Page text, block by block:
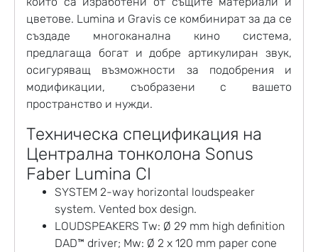
цветове. Lumina и Gravis се комбинират за да се
създаде многоканална кино система,
предлагаща богат и добре артикулиран звук,
осигуряващ възможности за подобрения и
модификации, съобразени с вашето
пространство и нужди.
Техническа спецификация на
Централна тонколона Sonus
Faber Lumina CI
SYSTEM 2-way horizontal loudspeaker
system. Vented box design.
LOUDSPEAKERS Tw: Ø 29 mm high definition
DAD™ driver; Mw: Ø 2 x 120 mm paper cone